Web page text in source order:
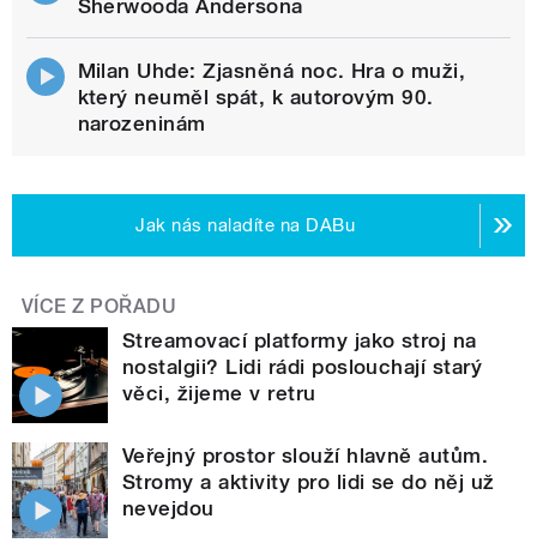
Sherwooda Andersona
Milan Uhde: Zjasněná noc. Hra o muži,
který neuměl spát, k autorovým 90.
narozeninám
Jak nás naladíte na DABu
VÍCE Z POŘADU
Streamovací platformy jako stroj na
nostalgii? Lidi rádi poslouchají starý
věci, žijeme v retru
Veřejný prostor slouží hlavně autům.
Stromy a aktivity pro lidi se do něj už
nevejdou